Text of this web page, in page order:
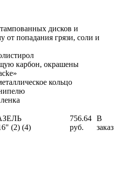
дисков и
попадания грязи, соли и
карбон, окрашены
кольцо
(2) (4)
756.64
руб.
В
заказ